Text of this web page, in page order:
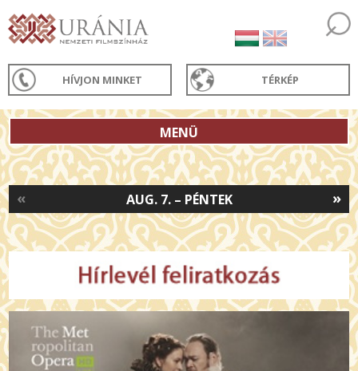
HÍVJON MINKET TÉRKÉP
MENÜ
»
AUG. 7. – PÉNTEK
«